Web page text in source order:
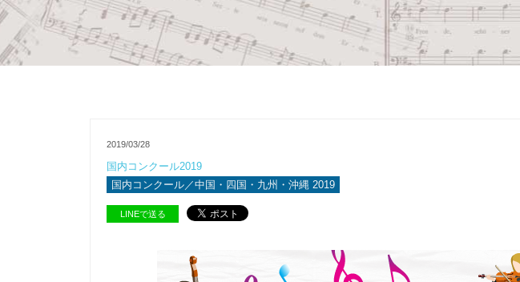
2019/03/28
国内コンクール2019
国内コンクール／中国・四国・九州・沖縄 2019
LINEで送る